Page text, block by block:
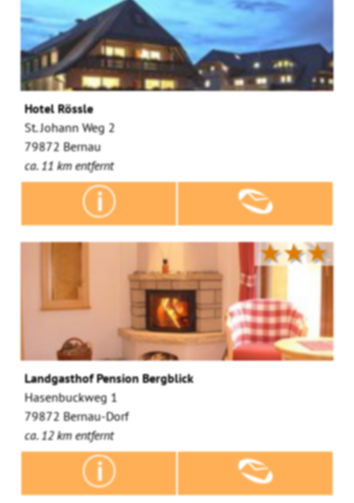
Hotel Rössle
St. Johann Weg 2
79872 Bernau
ca. 11 km entfernt
★★★
Landgasthof Pension Bergblick
Hasenbuckweg 1
79872 Bernau-Dorf
ca. 12 km entfernt